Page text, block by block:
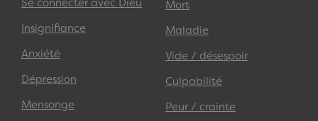
Insignifiance
Anxiété
Dépression
Mensonge
Mort
Maladie
Vide / désespoir
Culpabilité
Peur / crainte